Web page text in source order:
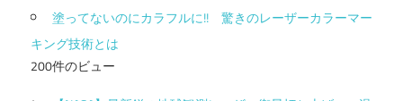
塗ってないのにカラフルに!! 驚きのレーザーカラーマー
キング技術とは
200件のビュー